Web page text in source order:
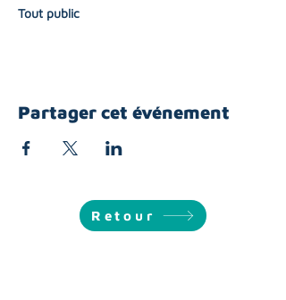
Tout public
Partager cet événement
Retour